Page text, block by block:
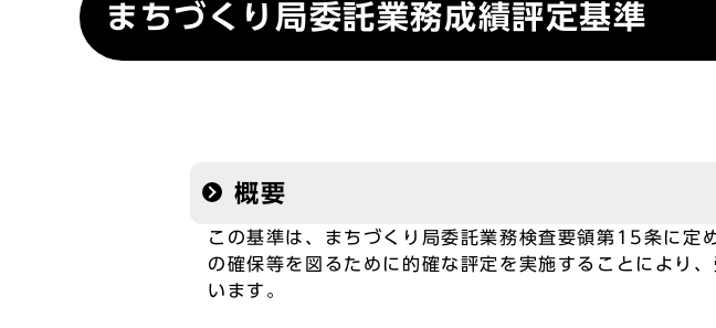
まちづくり局委託業務成績評定基準
概要
この基準は、まちづくり局委託業務検査要領第15条に定
の確保等を図るために的確な評定を実施することにより
います。